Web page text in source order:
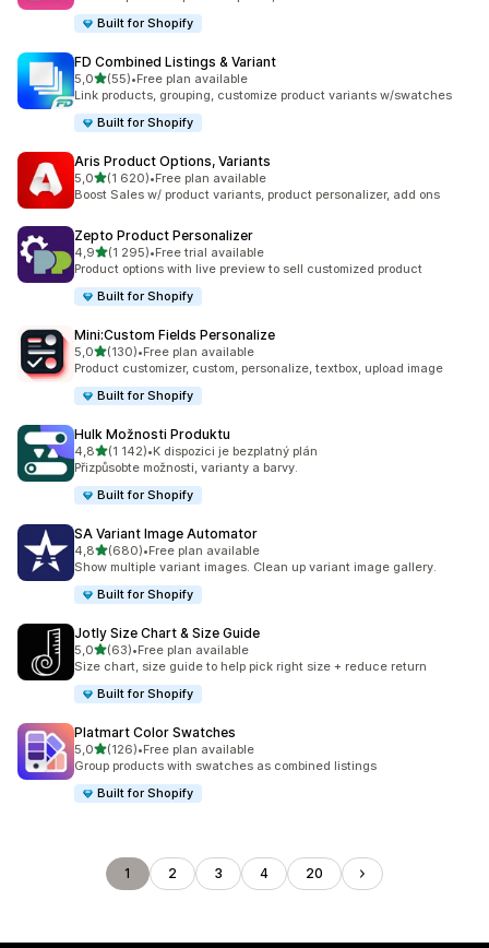
Built for Shopify
FD Combined Listings & Variant
5,0z 5 hvězd
(55)
Celkový počet recenzí: 55
•Free plan available
Link products, grouping, customize product variants w/swatches
Built for Shopify
Aris Product Options, Variants
5,0z 5 hvězd
(1 620)
Celkový počet recenzí: 1620
•Free plan available
Boost Sales w/ product variants, product personalizer, add ons
Zepto Product Personalizer
4,9z 5 hvězd
(1 295)
Celkový počet recenzí: 1295
•Free trial available
Product options with live preview to sell customized product
Built for Shopify
Mini:Custom Fields Personalize
5,0z 5 hvězd
(130)
Celkový počet recenzí: 130
•Free plan available
Product customizer, custom, personalize, textbox, upload image
Built for Shopify
Hulk Možnosti Produktu
4,8z 5 hvězd
(1 142)
Celkový počet recenzí: 1142
•K dispozici je bezplatný plán
Přizpůsobte možnosti, varianty a barvy.
Built for Shopify
SA Variant Image Automator
4,8z 5 hvězd
(680)
Celkový počet recenzí: 680
•Free plan available
Show multiple variant images. Clean up variant image gallery.
Built for Shopify
Jotly Size Chart & Size Guide
5,0z 5 hvězd
(63)
Celkový počet recenzí: 63
•Free plan available
Size chart, size guide to help pick right size + reduce return
Built for Shopify
Platmart Color Swatches
5,0z 5 hvězd
(126)
Celkový počet recenzí: 126
•Free plan available
Group products with swatches as combined listings
Built for Shopify
1 2 3 4 20